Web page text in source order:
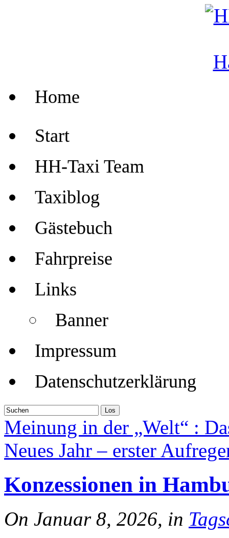
Home
Start
HH-Taxi Team
Taxiblog
Gästebuch
Fahrpreise
Links
Banner
Impressum
Datenschutzerklärung
Meinung in der „Welt“ :
Neues Jahr – erster
Konzessionen in
On Januar 8, 2026, in